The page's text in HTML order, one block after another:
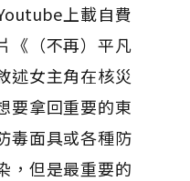
上載自費
《（不再）平凡
述女主角在核災
要拿回重要的東
毒面具或各種防
，但是最重要的